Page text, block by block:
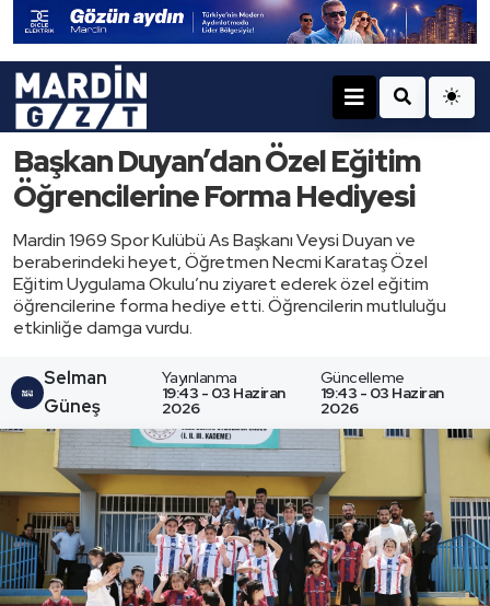
Başkan Duyan’dan Özel Eğitim
Öğrencilerine Forma Hediyesi
Mardin 1969 Spor Kulübü As Başkanı Veysi Duyan ve
beraberindeki heyet, Öğretmen Necmi Karataş Özel
Eğitim Uygulama Okulu’nu ziyaret ederek özel eğitim
öğrencilerine forma hediye etti. Öğrencilerin mutluluğu
etkinliğe damga vurdu.
Selman
Güneş
Yayınlanma
19:43 - 03 Haziran
2026
Güncelleme
19:43 - 03 Haziran
2026